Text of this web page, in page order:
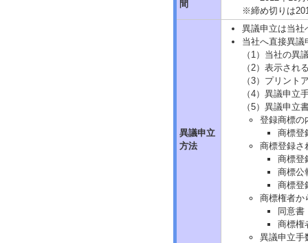
間
※締め切りは
異議申立
方法
異議申立は当社
当社へ直接異
（1）当社の異
（2）表示され
（3）プリント
（4）異議申立
（5）異議申立
登録商標の
商標登
商標登録さ
商標登
商標公
商標登
商標権者か
同意書
商標権
異議申立手